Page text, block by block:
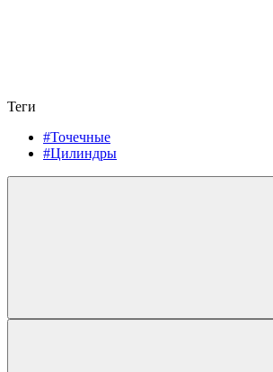
Теги
#Точечные
#Цилиндры